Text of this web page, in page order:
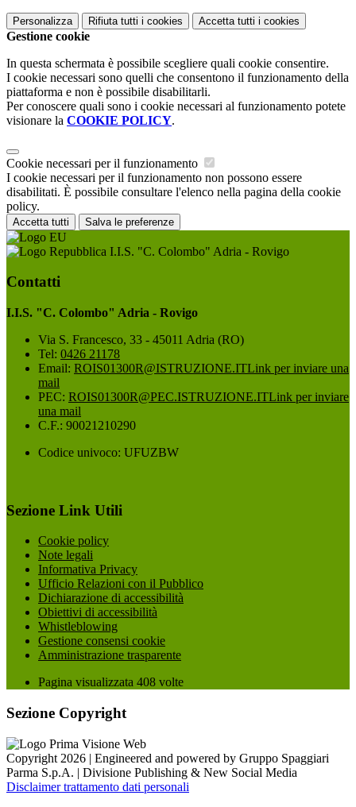
Personalizza Rifiuta tutti i cookies Accetta tutti i cookies
Gestione cookie
In questa schermata è possibile scegliere quali cookie consentire.
I cookie necessari sono quelli che consentono il funzionamento della
piattaforma e non è possibile disabilitarli.
Per conoscere quali sono i cookie necessari al funzionamento potete
visionare la COOKIE POLICY.
Cookie necessari per il funzionamento
I cookie necessari per il funzionamento non possono essere
disabilitati. È possibile consultare l'elenco nella pagina della cookie
policy.
Accetta tutti Salva le preferenze
I.I.S. "C. Colombo" Adria - Rovigo
Contatti
I.I.S. "C. Colombo" Adria - Rovigo
Via S. Francesco, 33 - 45011 Adria (RO)
Tel: 0426 21178
Email: ROIS01300R@ISTRUZIONE.ITLink per inviare una
mail
PEC: ROIS01300R@PEC.ISTRUZIONE.ITLink per inviare
una mail
C.F.: 90021210290
Codice univoco: UFUZBW
Sezione Link Utili
Cookie policy
Note legali
Informativa Privacy
Ufficio Relazioni con il Pubblico
Dichiarazione di accessibilità
Obiettivi di accessibilità
Whistleblowing
Gestione consensi cookie
Amministrazione trasparente
Pagina visualizzata 408 volte
Sezione Copyright
Copyright 2026 | Engineered and powered by Gruppo Spaggiari
Parma S.p.A. | Divisione Publishing & New Social Media
Disclaimer trattamento dati personali